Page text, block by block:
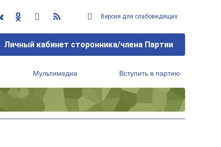
Версия для слабовидящих
Личный кабинет сторонника/члена Партии
Мультимедиа Вступить в партию